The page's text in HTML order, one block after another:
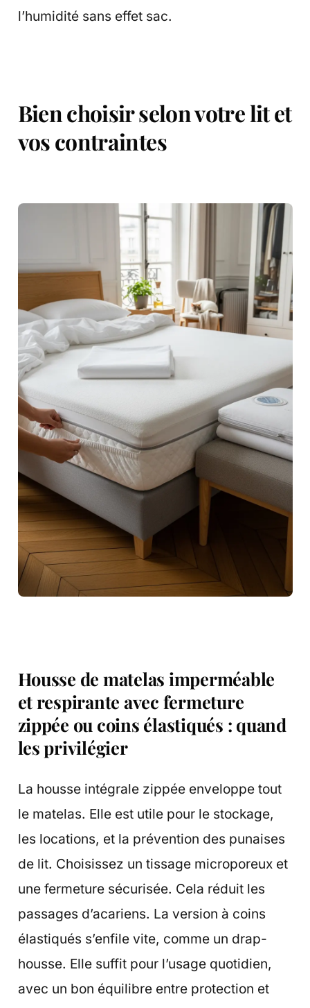
l’humidité sans effet sac.
Bien choisir selon votre lit et
vos contraintes
Housse de matelas imperméable
et respirante avec fermeture
zippée ou coins élastiqués : quand
les privilégier
La housse intégrale zippée enveloppe tout
le matelas. Elle est utile pour le stockage,
les locations, et la prévention des punaises
de lit. Choisissez un tissage microporeux et
une fermeture sécurisée. Cela réduit les
passages d’acariens. La version à coins
élastiqués s’enfile vite, comme un drap-
housse. Elle suffit pour l’usage quotidien,
avec un bon équilibre entre protection et